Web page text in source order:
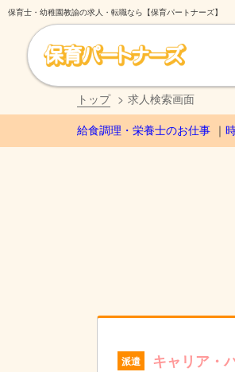
保育士・幼稚園教諭の求人・転職なら【保育パートナーズ】
トップ 求人検索画面
給食調理・栄養士のお仕事
派遣 キャリア・